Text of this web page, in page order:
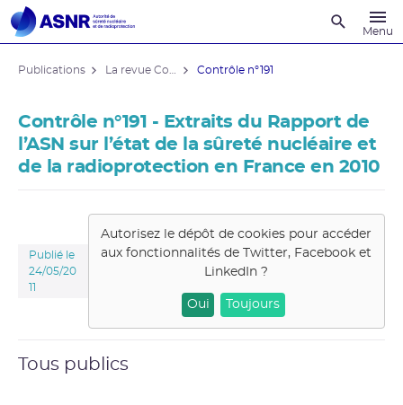
Menu
Publications Contrôle n°191
Contrôle n°191 - Extraits du Rapport de
l’ASN sur l’état de la sûreté nucléaire et
de la radioprotection en France en 2010
Publié le
24/05/20
11
Autorisez le dépôt de cookies pour accéder
aux fonctionnalités deTwitter, Facebook et
LinkedIn ?
Oui Toujours
Tous publics